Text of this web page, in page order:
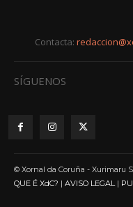
Contacta:
SÍGUENOS
© Xornal da Coruña - Xurimaru
QUE É XdC? | AVISO LEGAL |